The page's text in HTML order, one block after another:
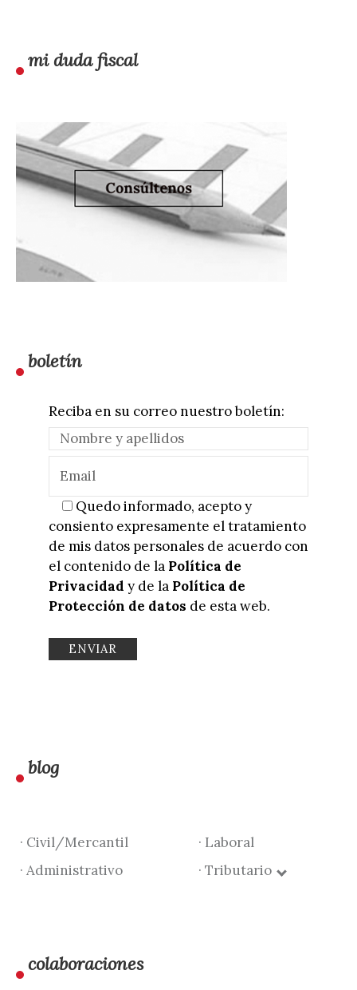
mi duda fiscal
boletín
Reciba en su correo nuestro boletín:
Quedo informado, acepto y
consiento expresamente el tratamiento
de mis datos personales de acuerdo con
el contenido de la Política de
Privacidad y de la Política de
Protección de datos de esta web.
blog
· Civil/Mercantil
· Laboral
· Administrativo
· Tributario
colaboraciones